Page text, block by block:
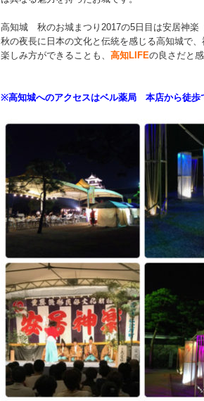
高知城 秋のお城まつり2017の5日目は安居神楽
秋の夜長に日本の文化と伝統を感じる高知城で
楽しみ方ができることも、 高知LIFEの良さだと感
※高知城へのアクセスはベル薬局 本店から徒歩